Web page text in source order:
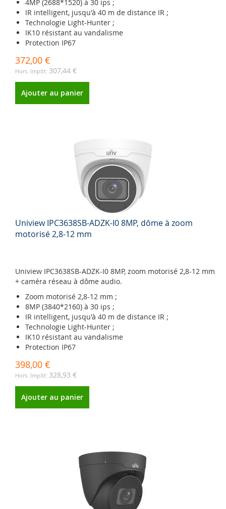
4MP (2688*1520) à 30 ips ;
IR intelligent, jusqu'à 40 m de distance IR ;
Technologie Light-Hunter ;
IK10 résistant au vandalisme
Protection IP67
372,00 €
307,44 €
Ajouter au panier
Uniview IPC3638SB-ADZK-I0 8MP, dôme à zoom
motorisé 2,8-12 mm
Uniview IPC3638SB-ADZK-I0 8MP, zoom motorisé 2,8-12 mm
+ caméra réseau à dôme audio.
Zoom motorisé 2,8-12 mm ;
8MP (3840*2160) à 30 ips ;
IR intelligent, jusqu'à 40 m de distance IR ;
Technologie Light-Hunter ;
IK10 résistant au vandalisme
Protection IP67
398,00 €
328,93 €
Ajouter au panier